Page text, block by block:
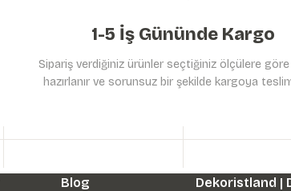
Gönder
1-5 İş Gününde Kargo
Sipariş verdiğiniz ürünler seçtiğiniz ölçülere
hazırlanır ve sorunsuz bir şekilde kargoya
Blog Dekoristland |